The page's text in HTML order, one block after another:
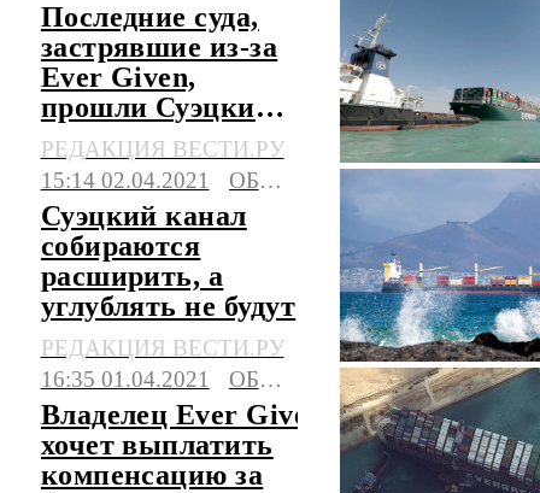
Последние суда,
застрявшие из-за
Ever Given,
прошли Суэцкий
канал
РЕДАКЦИЯ ВЕСТИ.РУ
15:14 02.04.2021
ОБЩЕСТВО
Суэцкий канал
собираются
расширить, а
углублять не будут
РЕДАКЦИЯ ВЕСТИ.РУ
16:35 01.04.2021
ОБЩЕСТВО
Владелец Ever Given
хочет выплатить
компенсацию за